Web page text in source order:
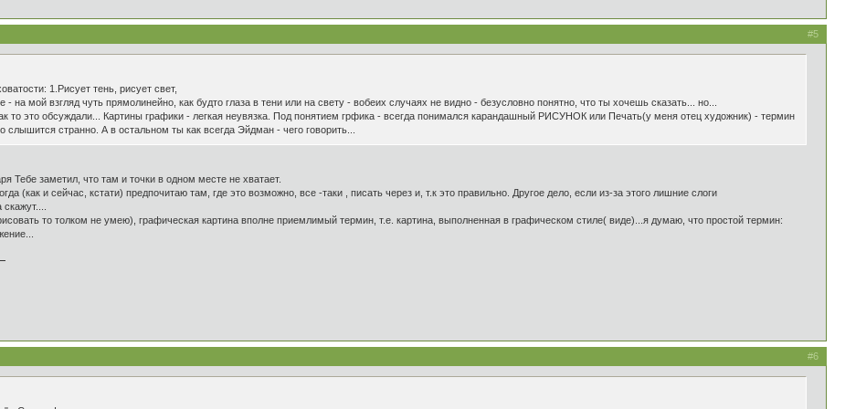
#5
1.Рисует тень, рисует свет,
на мой взгляд чуть прямолинейно, как будто глаза в тени или на свету - вобеих случаях не видно - безусловно понятно, что ты хочешь сказать... но...
то это обсуждали... Картины графики - легкая неувязка. Под понятием грфика - всегда понимался карандашный РИСУНОК или Печать(у меня отец художник) - термин
слышится странно. А в остальном ты как всегда Эйдман - чего говорить...
Тебе заметил, что там и точки в одном месте не хватает.
(как и сейчас, кстати) предпочитаю там, где это возможно, все -таки , писать через и, т.к это правильно. Другое дело, если из-за этого лишние слоги
то толком не умею), графическая картина вполне приемлимый термин, т.е. картина, выполненная в графическом стиле( виде)...я думаю, что простой термин:
#6